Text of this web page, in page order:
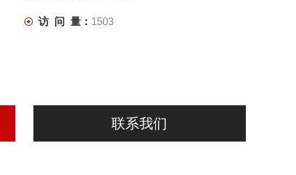
访 问 量： 1503
联系我们